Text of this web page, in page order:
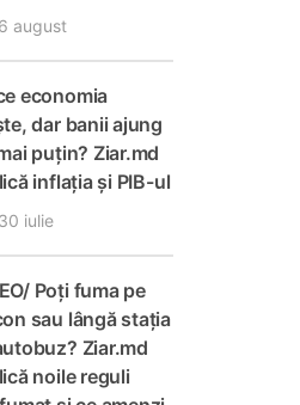
august
economia
dar banii ajung
puțin? Ziar.md
inflația și PIB-ul
iulie
Poți fuma pe
sau lângă stația
Ziar.md
noile reguli